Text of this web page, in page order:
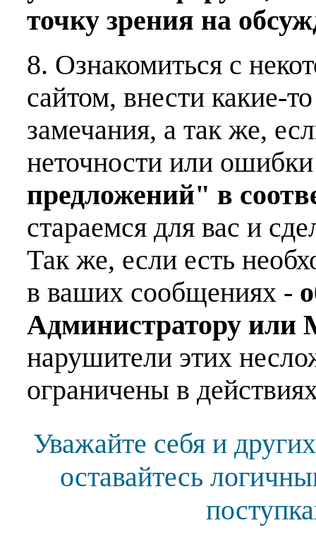
точку зрения на
8. Ознакомиться с
сайтом, внести какие-
замечания, а так же,
неточности или
предложений" в
стараемся для вас и
Так же, если есть
в ваших сообщениях -
Администратору или
нарушители этих
ограничены в
Уважайте себя и
оставайтесь